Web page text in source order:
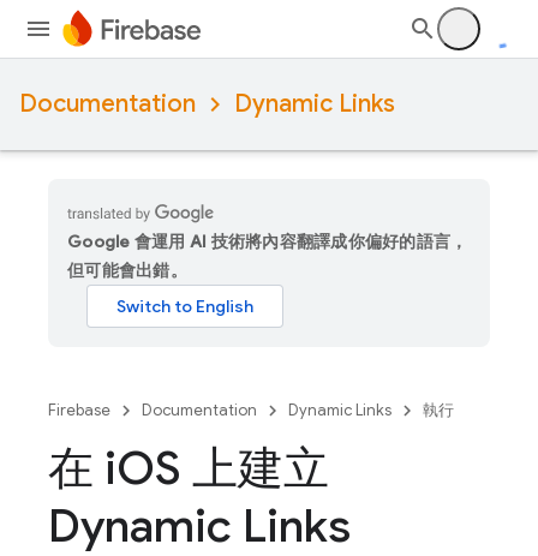
Documentation Dynamic Links
Google 會運用 AI 技術將內容翻譯成你偏好的語言，
但可能會出錯。
Firebase Documentation Dynamic Links 執行
在 iOS 上建立
Dynamic Links